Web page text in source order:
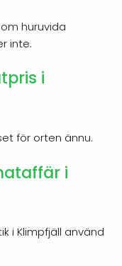
huruvida
inte.
i
för orten ännu.
i
i Klimpfjäll använd